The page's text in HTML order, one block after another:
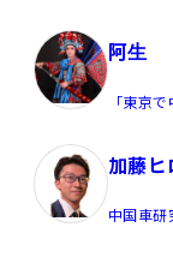
阿生
「東京
加藤ヒ
中国車研